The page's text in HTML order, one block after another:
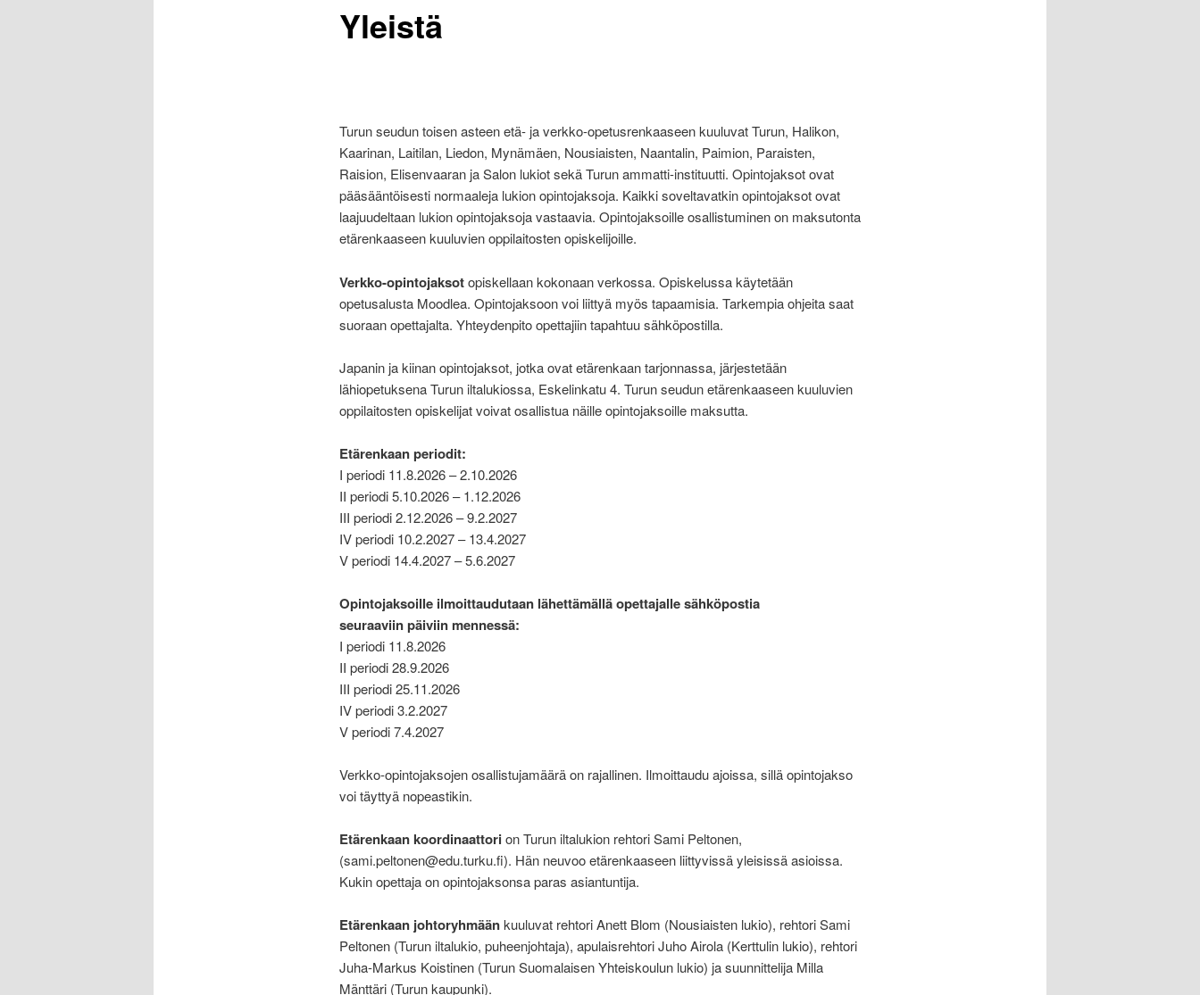
Yleistä
Turun seudun toisen asteen etä- ja verkko-opetusrenkaaseen kuuluvat Turun, Halikon,
Kaarinan, Laitilan, Liedon, Mynämäen, Nousiaisten, Naantalin, Paimion, Paraisten,
Raision, Elisenvaaran ja Salon lukiot sekä Turun ammatti-instituutti. Opintojaksot ovat
pääsääntöisesti normaaleja lukion opintojaksoja. Kaikki soveltavatkin opintojaksot ovat
laajuudeltaan lukion opintojaksoja vastaavia. Opintojaksoille osallistuminen on maksutonta
etärenkaaseen kuuluvien oppilaitosten opiskelijoille.
Verkko-opintojaksotopiskellaan kokonaan verkossa. Opiskelussa käytetään
opetusalusta Moodlea. Opintojaksoon voi liittyä myös tapaamisia. Tarkempia ohjeita saat
suoraan opettajalta. Yhteydenpito opettajiin tapahtuu sähköpostilla.
Japanin ja kiinan opintojaksot, jotka ovat etärenkaan tarjonnassa, järjestetään
lähiopetuksena Turun iltalukiossa, Eskelinkatu 4. Turun seudun etärenkaaseen kuuluvien
oppilaitosten opiskelijat voivat osallistua näille opintojaksoille maksutta.
Etärenkaan periodit:
I periodi 11.8.2026 – 2.10.2026
II periodi 5.10.2026 – 1.12.2026
III periodi 2.12.2026 – 9.2.2027
IV periodi 10.2.2027 – 13.4.2027
V periodi 14.4.2027 – 5.6.2027
Opintojaksoille ilmoittaudutaan lähettämällä opettajalle sähköpostia
seuraaviin päiviin mennessä:
I periodi 11.8.2026
II periodi 28.9.2026
III periodi 25.11.2026
IV periodi 3.2.2027
V periodi 7.4.2027
Verkko-opintojaksojen osallistujamäärä on rajallinen. Ilmoittaudu ajoissa, sillä opintojakso
voi täyttyä nopeastikin.
Etärenkaan koordinaattorion Turun iltalukion rehtori Sami Peltonen,
(sami.peltonen@edu.turku.fi). Hän neuvoo etärenkaaseen liittyvissä yleisissä asioissa.
Kukin opettaja on opintojaksonsa paras asiantuntija.
Etärenkaan johtoryhmäänkuuluvat rehtori Anett Blom (Nousiaisten lukio), rehtori Sami
Peltonen (Turun iltalukio, puheenjohtaja), apulaisrehtori Juho Airola (Kerttulin lukio), rehtori
Juha-Markus Koistinen (Turun Suomalaisen Yhteiskoulun lukio) ja suunnittelija Milla
Mänttäri (Turun kaupunki).